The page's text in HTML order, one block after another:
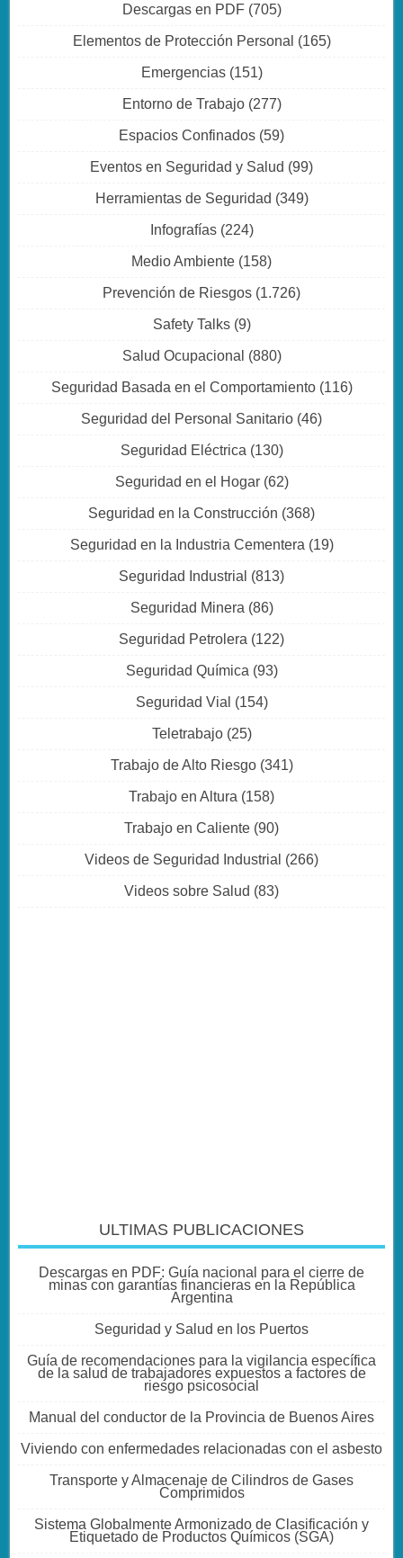
Descargas en PDF(705)
Elementos de Protección Personal (165)
Emergencias(151)
Entorno de Trabajo(277)
Espacios Confinados (59)
Eventos en Seguridad y Salud (99)
Herramientas de Seguridad (349)
Infografías(224)
Medio Ambiente (158)
Prevención de Riesgos (1.726)
Safety Talks(9)
Salud Ocupacional (880)
Seguridad Basada en el Comportamiento(116)
Seguridad del Personal Sanitario (46)
Seguridad Eléctrica (130)
Seguridad en el Hogar(62)
Seguridad en la Construcción (368)
Seguridad en la Industria Cementera (19)
Seguridad Industrial (813)
Seguridad Minera (86)
Seguridad Petrolera (122)
Seguridad Química (93)
Seguridad Vial (154)
Teletrabajo(25)
Trabajo de Alto Riesgo(341)
Trabajo en Altura (158)
Trabajo en Caliente (90)
Videos de Seguridad Industrial (266)
Videos sobre Salud (83)
ULTIMAS PUBLICACIONES
Descargas en PDF: Guía nacional para el cierre de
minas con garantías financieras en la República
Argentina
Seguridad y Salud en los Puertos
Guía de recomendaciones para la vigilancia específica
de la salud de trabajadores expuestos a factores de
riesgo psicosocial
Manual del conductor de la Provincia de Buenos Aires
Viviendo con enfermedades relacionadas con el asbesto
Transporte y Almacenaje de Cilindros de Gases
Comprimidos
Sistema Globalmente Armonizado de Clasificación y
Etiquetado de Productos Químicos (SGA)